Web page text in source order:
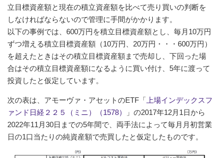
立目標資産額と現在の積立資産額を比べて売り買いの判断を
しなければならないので管理に手間がかかります。
以下の事例では、600万円を積立目標資産額とし、毎月10万円
ずつ増える積立目標資産額（10万円、20万円・・・600万円）
を超えたときはその積立目標資産額まで売却し、下回った場
合はその積立目標資産額になるように買い付け、5年に渡って
投資したと仮定しています。
次の表は、アモーヴァ・アセットのETF「 上場インデックスフ
ァンド日経２２５（ミニ）（1578）
」の2017年12月1日から
2022年11月30日までの5年間で、両手法によって毎月月初営業
日の1口当たりの純資産額で売買したと仮定したものです。